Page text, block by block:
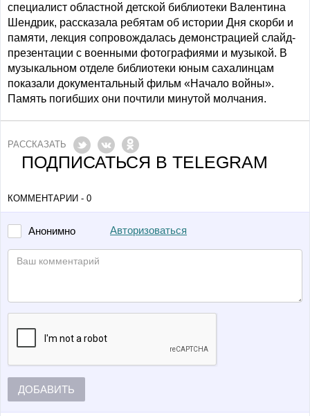
специалист областной детской библиотеки Валентина
Шендрик, рассказала ребятам об истории Дня скорби и
памяти, лекция сопровождалась демонстрацией слайд-
презентации с военными фотографиями и музыкой. В
музыкальном отделе библиотеки юным сахалинцам
показали документальный фильм «Начало войны».
Память погибших они почтили минутой молчания.
РАССКАЗАТЬ
ПОДПИСАТЬСЯ В TELEGRAM
КОММЕНТАРИИ - 0
Анонимно Авторизоваться
ДОБАВИТЬ